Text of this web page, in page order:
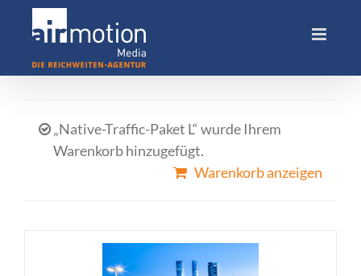
„Native-Traffic-Paket L“ wurde Ihrem
Warenkorb hinzugefügt.
Warenkorb anzeigen